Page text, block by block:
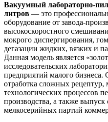
Вакуумный лабораторно-
литров — это
оборудование от завода-
высокоскоростного
мокрого диспергирования,
дегазации жидких, вязких и
Данная модель является
исследовательских
предприятий малого
отработка сложных рецептур,
технологических процессов
производства, а также
мелкосерийных партий